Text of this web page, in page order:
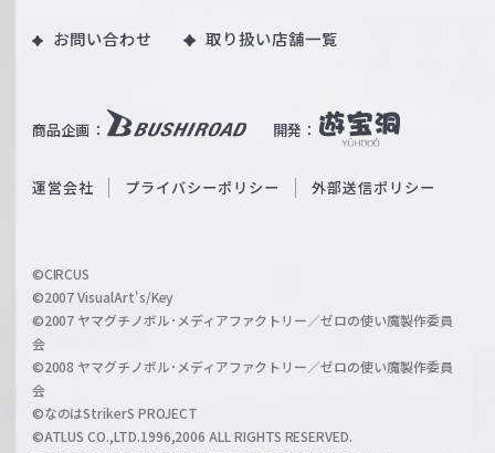
W
ß
c
a
r
z
商品企画： 開発：
u
b
O
i
l
h
お問い合わせ 取り扱い店舗一覧
運営会社 プライバシーポリシー 外部送信ポリシー
©CIRCUS
©2007 VisualArt's/Key
©2007 ヤマグチノボル･メディアファクトリー／ゼロの使い魔製作委員
会
©2008 ヤマグチノボル･メディアファクトリー／ゼロの使い魔製作委員
会
©なのはStrikerS PROJECT
©ATLUS CO.,LTD.1996,2006 ALL RIGHTS RESERVED.